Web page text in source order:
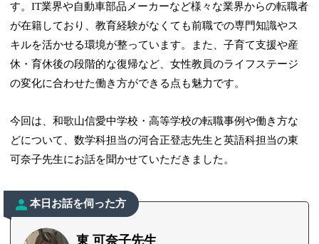
す。IT業界や自動車部品メーカーなど様々な業界からの転職者
が在籍しており、教育経験がなくても前職での専門知識やス
キルを活かせる環境が整っています。
また、子育て支援や産
休・育休後の段階的な復帰など、女性教員のライフステージ
の変化に合わせた働き方ができる点も魅力です。
今回は、和歌山信愛中学校・高等学校の転職事例や働き方な
どについて、数学科担当の河合正登志先生と英語科担当の東
可奈子先生にお話を聞かせていただきました。
本日お話を伺った方
東 可奈子先生